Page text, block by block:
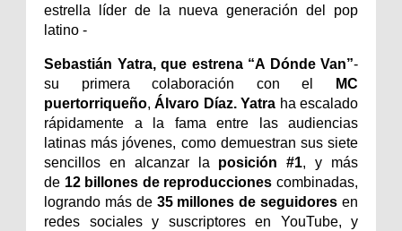
estrella líder de la nueva generación del pop
latino -
Sebastián Yatra, que estrena “A Dónde Van”-
su primera colaboración con el
MC
puertorriqueño,Álvaro Díaz. Yatra ha escalado
rápidamente a la fama entre las audiencias
latinas más jóvenes, como demuestran sus siete
sencillos en alcanzar la posición #1, y más
de 12 billones de reproduccionescombinadas,
logrando más de35 millones de seguidores en
redes sociales y suscriptores en YouTube, y